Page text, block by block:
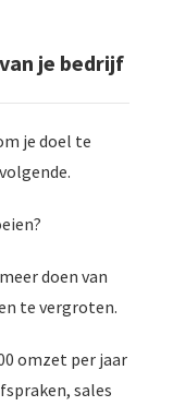
je bedrijf
je doel te
doen van
te vergroten.
omzet per jaar
sales